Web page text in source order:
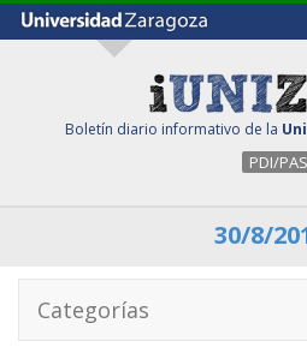
Boletín diario informativo de la
PDI/PAS
30/8/
Categorías